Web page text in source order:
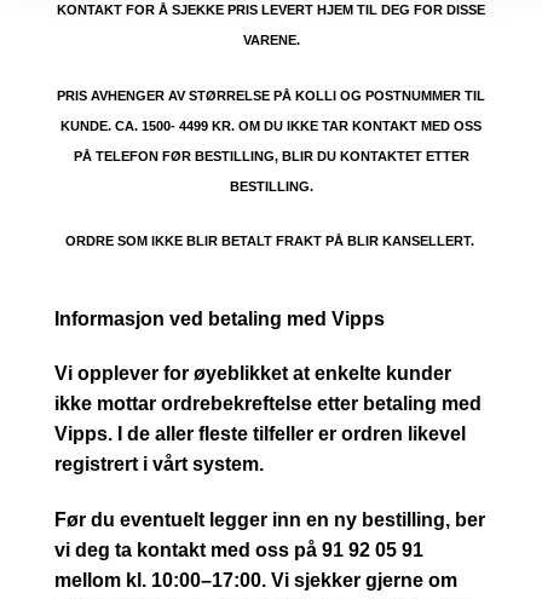
KONTAKT FOR Å SJEKKE PRIS LEVERT HJEM TIL DEG FOR DISSE
VARENE.
PRIS AVHENGER AV STØRRELSE PÅ KOLLI OG POSTNUMMER TIL
KUNDE. CA. 1500- 4499 KR. OM DU IKKE TAR KONTAKT MED OSS
PÅ TELEFON FØR BESTILLING, BLIR DU KONTAKTET ETTER
BESTILLING.
ORDRE SOM IKKE BLIR BETALT FRAKT PÅ BLIR KANSELLERT.
Informasjon ved betaling med Vipps
Vi opplever for øyeblikket at enkelte kunder
ikke mottar ordrebekreftelse etter betaling med
Vipps. I de aller fleste tilfeller er ordren likevel
registrert i vårt system.
Før du eventuelt legger inn en ny bestilling, ber
vi deg ta kontakt med oss på 91 92 05 91
mellom kl. 10:00–17:00. Vi sjekker gjerne om